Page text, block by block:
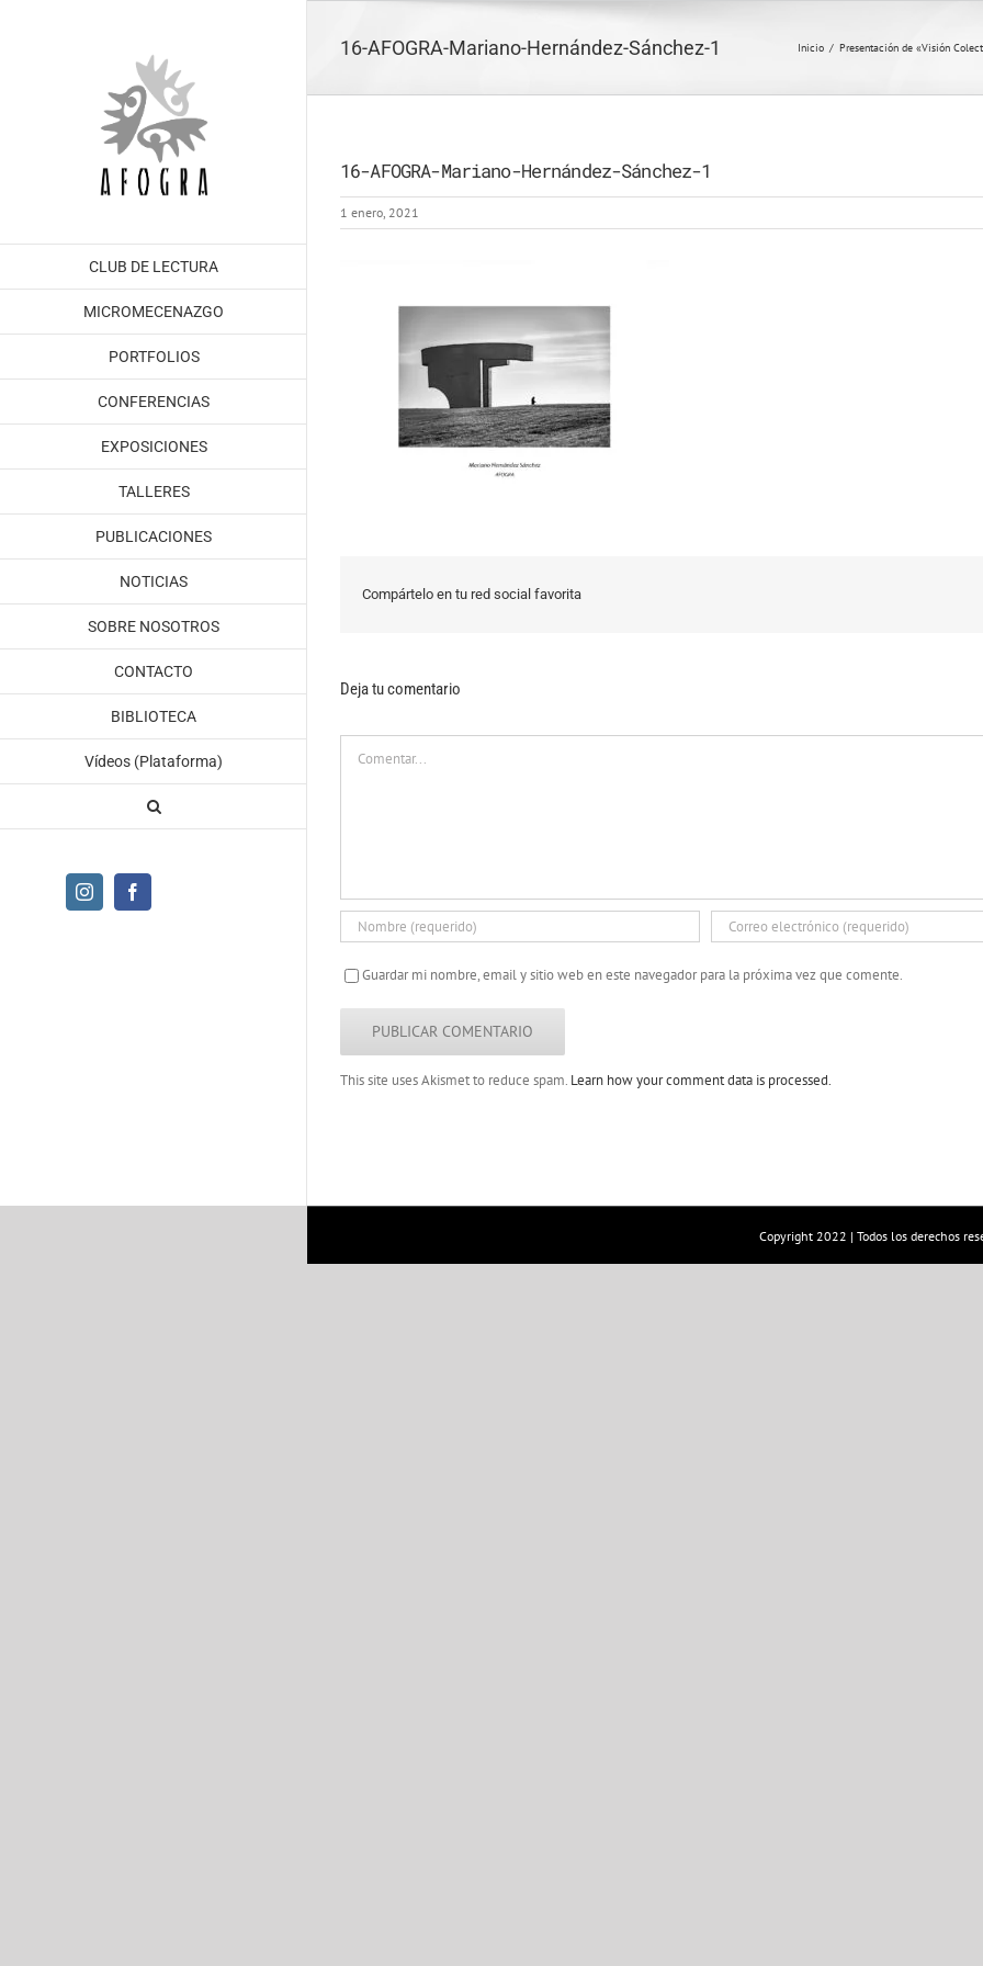
CLUB DE LECTURA
MICROMECENAZGO
PORTFOLIOS
CONFERENCIAS
EXPOSICIONES
TALLERES
PUBLICACIONES
NOTICIAS
SOBRE NOSOTROS
CONTACTO
BIBLIOTECA
Vídeos (Plataforma)
Instagram
16-AFOGRA-Mariano-Hernández-Sánchez-1 Inicio / Presentación de «Visión
16-AFOGRA-Mariano-Hernández-Sánchez-1
1 enero, 2021
Compártelo en tu red social favorita
Deja tu comentario
Guardar mi nombre, email y sitio web en este navegador para la próxima vez que comente.
This site uses Akismet to reduce spam. Learn how your comment data is processed.
Copyright 2022 | Todos los derechos